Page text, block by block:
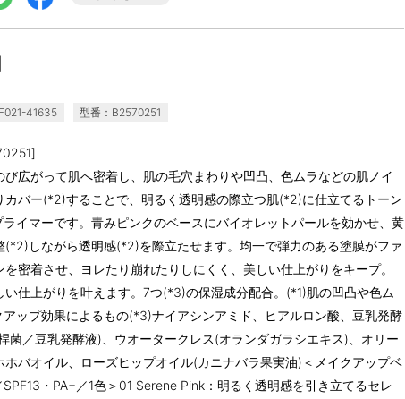
41635 型番：B2570251
び広がって肌へ密着し、肌の毛穴まわりや凹凸、色ムラなどの肌ノイ
カバー(*2)することで、明るく透明感の際立つ肌(*2)に仕立てるトーン
イマーです。青みピンクのベースにバイオレットパールを効かせ、黄
(*2)しながら透明感(*2)を際立たせます。均一で弾力のある塗膜がファ
を密着させ、ヨレたり崩れたりしにくく、美しい仕上がりをキープ。
い仕上がりを叶えます。7つ(*3)の保湿成分配合。(*1)肌の凹凸や色ム
ップ効果によるもの(*3)ナイアシンアミド、ヒアルロン酸、豆乳発酵
菌／豆乳発酵液)、ウオータークレス(オランダガラシエキス)、オリー
ホバオイル、ローズヒップオイル(カニナバラ果実油)＜メイクアップベ
・PA+／1色＞01 Serene Pink：明るく透明感を引き立てるセレ